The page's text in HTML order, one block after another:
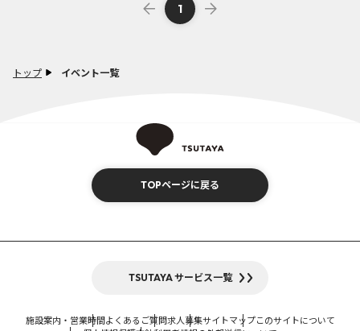
トップ イベント一覧
1
TOPページに戻る
TSUTAYA サービス一覧
施設案内・営業時間よくあるご質問求人募集サイトマップこのサイトについて